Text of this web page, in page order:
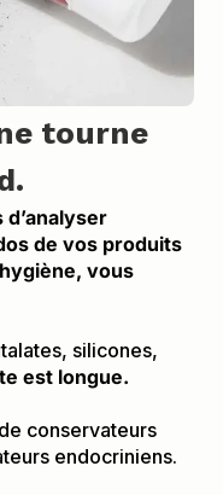
tourne
de vos produits
vous
silicones,
est longue.
conservateurs
endocriniens.